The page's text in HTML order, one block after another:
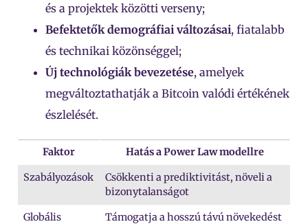
és a projektek közötti verseny;
Befektetők demográfiai változásai, fiatalabb
és technikai közönséggel;
Új technológiák bevezetése, amelyek
megváltoztathatják a Bitcoin valódi értékének
észlelését.
Faktor Hatás a Power Law modellre
Szabályozások
Csökkenti a prediktivitást, növeli a
bizonytalanságot
Globális
Támogatja a hosszú távú növekedést